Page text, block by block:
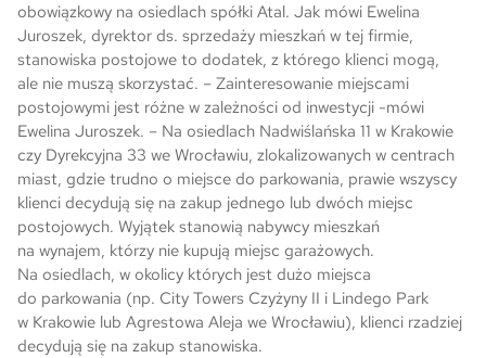
obowiązkowy na osiedlach spółki Atal. Jak mówi Ewelina
Juroszek, dyrektor ds. sprzedaży mieszkań w tej firmie,
stanowiska postojowe to dodatek, z którego klienci mogą,
ale nie muszą skorzystać. – Zainteresowanie miejscami
postojowymi jest różne w zależności od inwestycji -mówi
Ewelina Juroszek. – Na osiedlach Nadwiślańska 11 w Krakowie
czy Dyrekcyjna 33 we Wrocławiu, zlokalizowanych w centrach
miast, gdzie trudno o miejsce do parkowania, prawie wszyscy
klienci decydują się na zakup jednego lub dwóch miejsc
postojowych. Wyjątek stanowią nabywcy mieszkań
na wynajem, którzy nie kupują miejsc garażowych.
Na osiedlach, w okolicy których jest dużo miejsca
do parkowania (np. City Towers Czyżyny II i Lindego Park
w Krakowie lub Agrestowa Aleja we Wrocławiu), klienci rzadziej
decydują się na zakup stanowiska.
Skwer Witosa w Piastowie